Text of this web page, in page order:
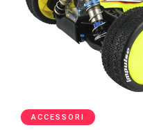
ACCESSORI